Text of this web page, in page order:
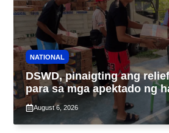
NATIONAL
DSWD, pinaigting ang
para sa mga apektado ng
Bagyong Luis, Maymay
August 6, 2026